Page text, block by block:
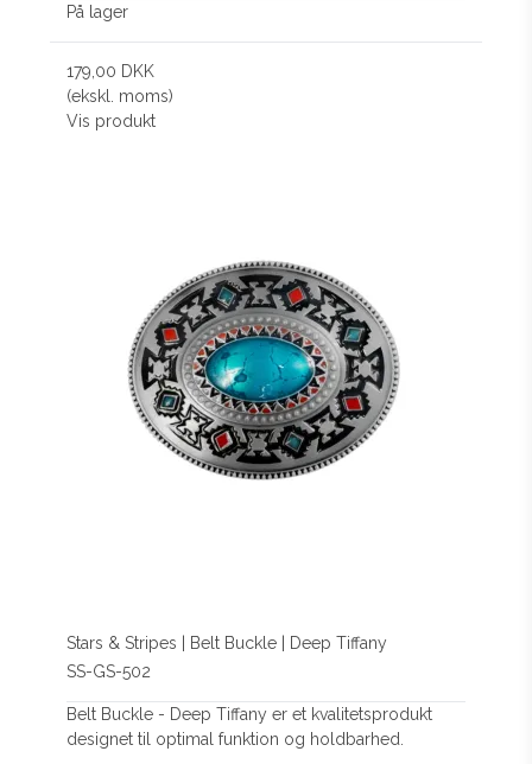
På lager
179,00 DKK
(ekskl. moms)
Vis produkt
Stars & Stripes | Belt Buckle | Deep Tiffany
SS-GS-502
Belt Buckle - Deep Tiffany er et kvalitetsprodukt
designet til optimal funktion og holdbarhed.